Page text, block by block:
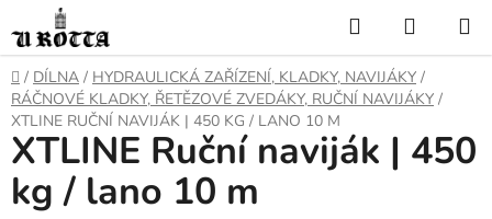
na
obsah
Hledat
KOŠÍK
DOMŮ
/ DÍLNA / HYDRAULICKÁ ZAŘÍZENÍ, KLADKY, NAVIJÁKY /
RÁČNOVÉ KLADKY, ŘETĚZOVÉ ZVEDÁKY, RUČNÍ NAVIJÁKY /
XTLINE RUČNÍ NAVIJÁK | 450 KG / LANO 10 M
XTLINE Ruční naviják | 450
kg / lano 10 m